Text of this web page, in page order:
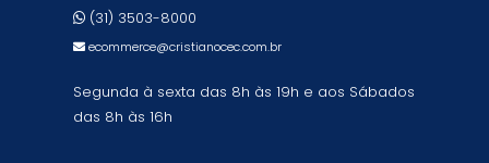
(31) 3503-8000
ecommerce@cristianocec.com.br
Segunda à sexta das 8h às 19h e aos Sábados
das 8h às 16h